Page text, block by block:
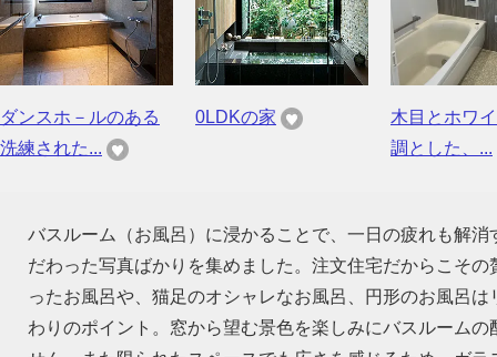
ダンスホ－ルのある
洗練された...
0LDKの家
木目とホワ
調とした、...
バスルーム（お風呂）に浸かることで、一日の疲れも解
だわった写真ばかりを集めました。注文住宅だからこそ
ったお風呂や、猫足のオシャレなお風呂、円形のお風呂
わりのポイント。窓から望む景色を楽しみにバスルーム